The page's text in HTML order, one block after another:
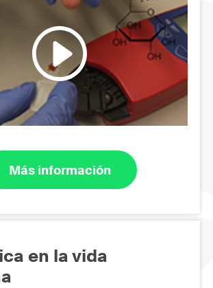
Más información
en la vida